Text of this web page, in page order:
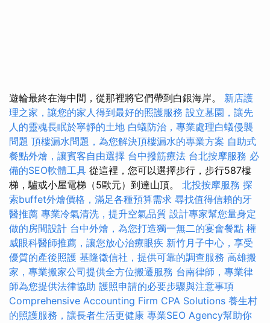
遊輪最終在海中間，從那裡將它們帶到白銀海岸。 新店護
理之家，讓您的家人得到最好的照護服務 設立墓園，讓先
人的靈魂長眠於寧靜的土地 白蟻防治，專業處理白蟻侵襲
問題 頂樓漏水問題，為您解決頂樓漏水的專業方案 自助式
餐點外燴，讓賓客自由選擇 台中撥筋療法 台北按摩服務 必
備的SEO軟體工具 從這裡，您可以選擇步行，步行587樓
梯，驢或小屋電梯（5歐元）到達山頂。 北投按摩服務 探
索buffet外燴價格，滿足各種預算需求 尋找值得信賴的牙
醫推薦 專業冷氣清洗，提升空氣品質 設計專家幫您量身定
做的房間設計 台中外燴，為您打造獨一無二的宴會餐點 權
威眼科醫師推薦，讓您放心治療眼疾 新竹月子中心，享受
優質的產後照護 基隆徵信社，提供可靠的調查服務 高雄搬
家，專業搬家公司提供全方位搬遷服務 台南律師，專業律
師為您提供法律協助 護照申請的必要步驟與注意事項
Comprehensive Accounting Firm CPA Solutions 養生村
的照護服務，讓長者生活更健康 專業SEO Agency幫助你